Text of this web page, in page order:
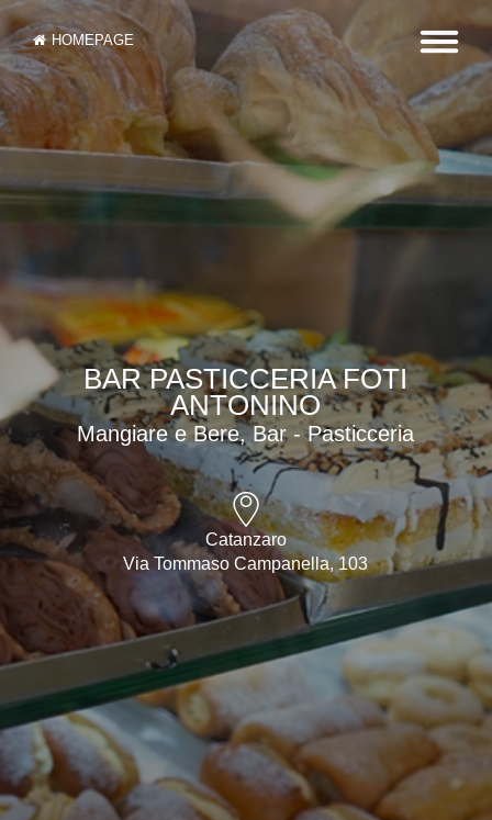
HOMEPAGE
BAR PASTICCERIA FOTI
ANTONINO
Mangiare e Bere, Bar - Pasticceria
Catanzaro
Via Tommaso Campanella, 103